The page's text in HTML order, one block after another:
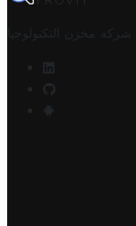
شركة مخزن التكنولوجيا